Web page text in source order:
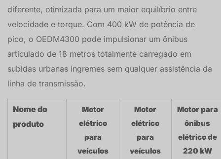
diferente, otimizada para um maior equilíbrio entre
velocidade e torque. Com 400 kW de potência de
pico, o OEDM4300 pode impulsionar um ônibus
articulado de 18 metros totalmente carregado em
subidas urbanas íngremes sem qualquer assistência da
linha de transmissão.
Nome do
produto
Motor
elétrico
para
veículos
Motor
elétrico
para
veículos
Motor para
ônibus
elétrico de
220 kW